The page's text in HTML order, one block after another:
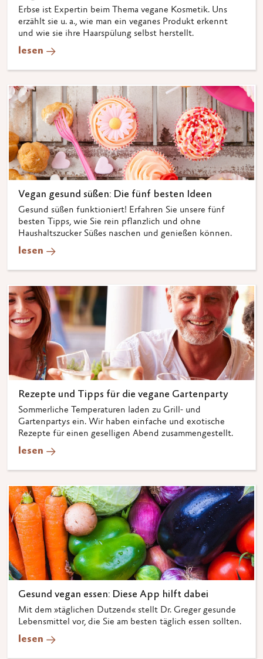
Erbse ist Expertin beim Thema vegane Kosmetik. Uns
erzählt sie u. a., wie man ein veganes Produkt erkennt
und wie sie ihre Haarspülung selbst herstellt.
lesen
Vegan gesund süßen: Die fünf besten Ideen
Gesund süßen funktioniert! Erfahren Sie unsere fünf
besten Tipps, wie Sie rein pflanzlich und ohne
Haushaltszucker Süßes naschen und genießen können.
lesen
Rezepte und Tipps für die vegane Gartenparty
Sommerliche Temperaturen laden zu Grill- und
Gartenpartys ein. Wir haben einfache und exotische
Rezepte für einen geselligen Abend zusammengestellt.
lesen
Gesund vegan essen: Diese App hilft dabei
Mit dem »täglichen Dutzend« stellt Dr. Greger gesunde
Lebensmittel vor, die Sie am besten täglich essen sollten.
lesen